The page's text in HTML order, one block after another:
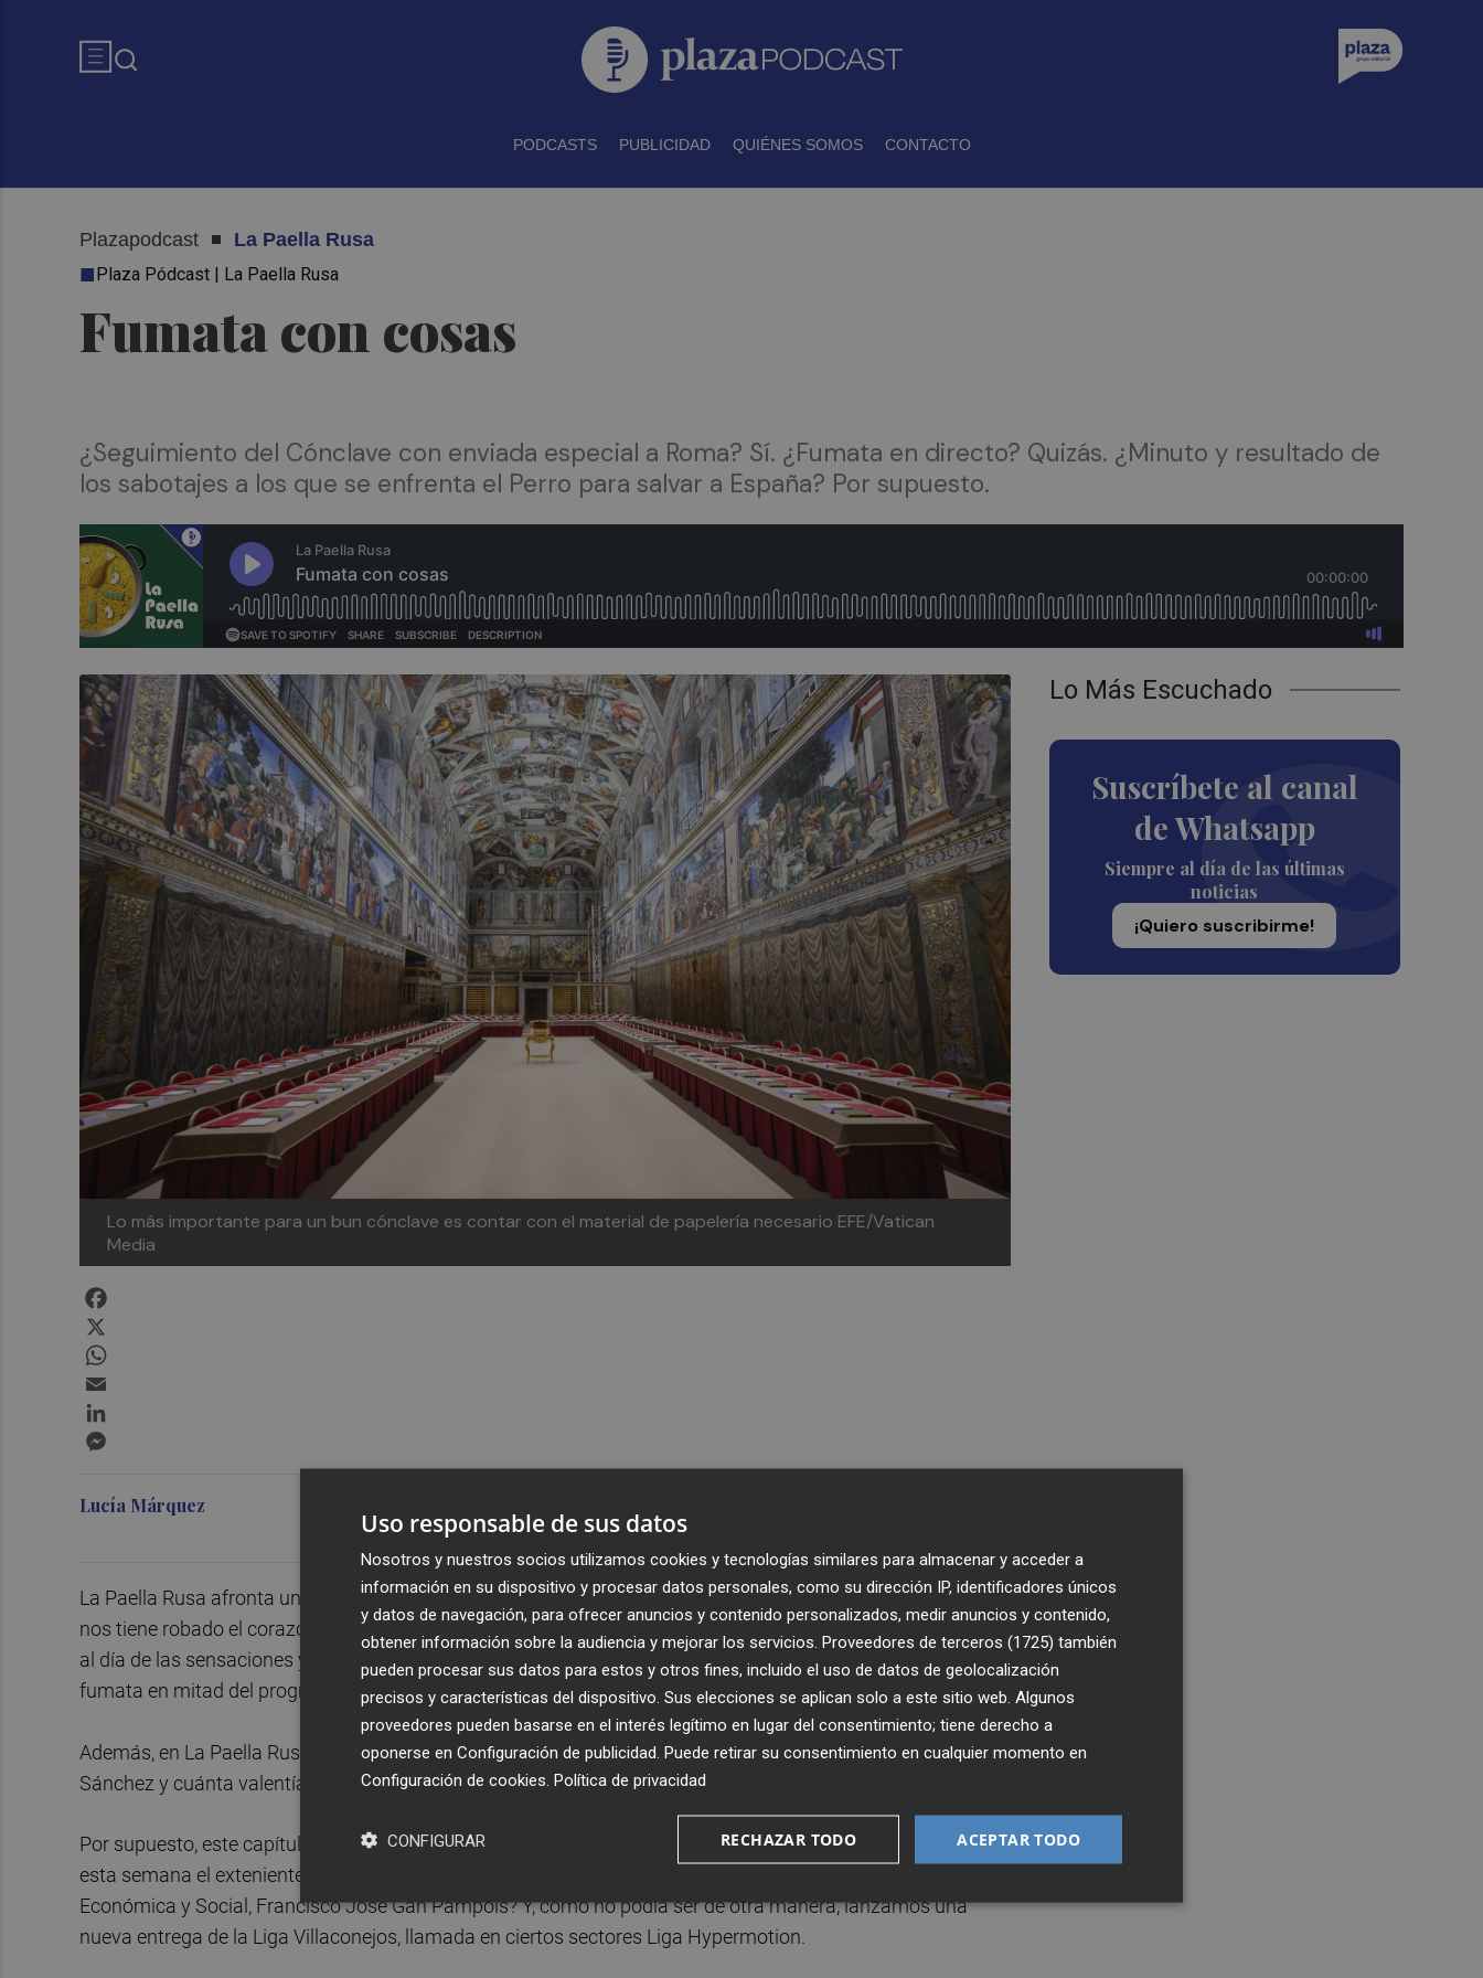
PODCASTS PUBLICIDAD QUIÉNES SOMOS CONTACTO
Plazapodcast La Paella Rusa
Fumata con cosas
Plaza Pódcast | La Paella Rusa
¿Seguimiento del Cónclave con enviada especial a Roma? Sí. ¿Fumata en directo? Quizás. ¿Minuto y resultado de
los sabotajes a los que se enfrenta el Perro para salvar a España? Por supuesto.
Lo más importante para un bun cónclave es contar con el material de papelería necesario EFE/Vatican
Media
Lo Más Escuchado
Suscríbete al canal
de Whatsapp
Siempre al día de las últimas
noticias
¡Quiero suscribirme!
Lucía Márquez
La Paella Rusa afronta un nuevo episodio con una misión clara: poder narrar cada detalle del cónclave que
nos tiene robado el corazón. Para ello, contamos incluso con una enviada especial a Roma que nos pondrá
al día de las sensaciones y rumores que reinan en las calles vaticanas (bueno, más o menos). ¿Habrá
fumata en mitad del programa? Tendrás que escucharlo para saberlo.
Además, en La Paella Rusa abordamos los despiadados sabotajes a los que se está enfrentando Pedro
Sánchez y cuánta valentía está demostrando en su tarea de salvar a España de sus múltiples enemigos.
Por supuesto, este capítulo también cuenta con el minuto y resultado de la mágica sección ¿Qué ha hecho
esta semana el exteniente general del Ejército de Tierra, vicepresidente y conseller para la Recuperación
Económica y Social, Francisco José Gan Pampols? Y, como no podía ser de otra manera, lanzamos una
nueva entrega de la Liga Villaconejos, llamada en ciertos sectores Liga Hypermotion.
Uso responsable de sus datos
Nosotros y nuestros socios utilizamos cookies y tecnologías similares para almacenar y acceder a
información en su dispositivo y procesar datos personales, como su dirección IP, identificadores únicos
y datos de navegación, para ofrecer anuncios y contenido personalizados, medir anuncios y contenido,
obtener información sobre la audiencia y mejorar los servicios. Proveedores de terceros (1725) también
pueden procesar sus datos para estos y otros fines, incluido el uso de datos de geolocalización
precisos y características del dispositivo. Sus elecciones se aplican solo a este sitio web. Algunos
proveedores pueden basarse en el interés legítimo en lugar del consentimiento; tiene derecho a
oponerse en Configuración de publicidad . Puede retirar su consentimiento en cualquier momento en
Configuración de cookies Política de privacidad
ACEPTAR TODO
RECHAZAR TODO
CONFIGURAR